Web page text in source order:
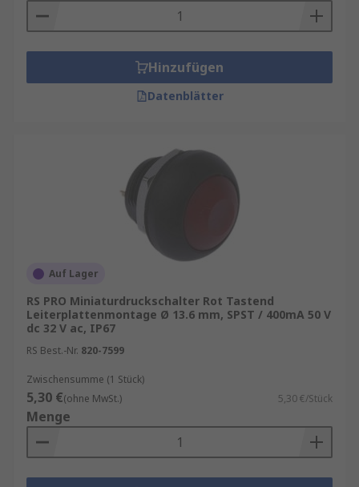
Hinzufügen
Datenblätter
Auf Lager
RS PRO Miniaturdruckschalter Rot Tastend
Leiterplattenmontage Ø 13.6 mm, SPST / 400mA 50 V
dc 32 V ac, IP67
RS Best.-Nr. 820-7599
Zwischensumme (1 Stück)
5,30 €(ohne MwSt.) 5,30 €/Stück
Menge